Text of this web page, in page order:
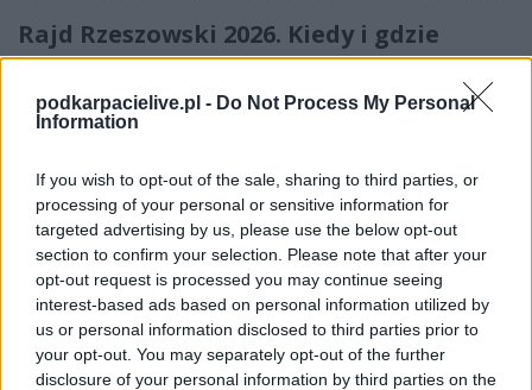
podkarpacielive.pl - Do Not Process My Personal
Information
If you wish to opt-out of the sale, sharing to third parties, or
processing of your personal or sensitive information for
targeted advertising by us, please use the below opt-out
section to confirm your selection. Please note that after your
opt-out request is processed you may continue seeing
interest-based ads based on personal information utilized by
us or personal information disclosed to third parties prior to
your opt-out. You may separately opt-out of the further
disclosure of your personal information by third parties on the
Rajd Rzeszowski 2026. Kiedy i gdzie
oglądać?
Marma 35. Rajd Rzeszowskipotrwa od czwartku 6 sierpnia do
Bliziance, Lubeni oraz na ulicznym superoesie w Rzeszowie.
Największe zainteresowanie tradycyjnie powinny wzbudzić
piątkowy odcinek VITAY Rzeszów oraz sobotni finał z Power
Stage na Lubeni. Cały rajd zakończy się na rzeszowskim rynku,
gdzie zaplanowano ceremonię mety i dekorację najlepszych
załóg.
(fot. Maciej Niechwiadowicz)